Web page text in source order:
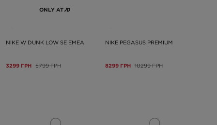
ONLY AT
NIKE W DUNK LOW SE EMEA
3299 ГРН 5799 ГРН
NIKE PEGASUS PREMIUM
8299 ГРН 10299 ГРН